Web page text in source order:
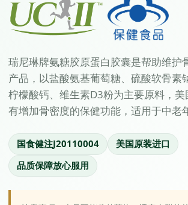
瑞尼琳牌氨糖胶原蛋白胶囊是帮助维护
产品，以盐酸氨基葡萄糖、硫酸软骨素
柠檬酸钙、维生素D3粉为主要原料，
有增加骨密度的保健功能，适用于中老
国食健注J20110004
美国原装进口
品质保障放心服用